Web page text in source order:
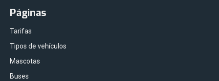
Páginas
Tarifas
Tipos de vehículos
Mascotas
Buses